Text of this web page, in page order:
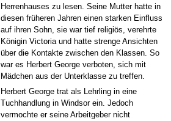
Herrenhauses zu lesen. Seine Mutter hatte in
diesen früheren Jahren einen starken Einfluss
auf ihren Sohn, sie war tief religiös, verehrte
Königin Victoria und hatte strenge Ansichten
über die Kontakte zwischen den Klassen. So
war es Herbert George verboten, sich mit
Mädchen aus der Unterklasse zu treffen.
Herbert George trat als Lehrling in eine
Tuchhandlung in Windsor ein. Jedoch
vermochte er seine Arbeitgeber nicht